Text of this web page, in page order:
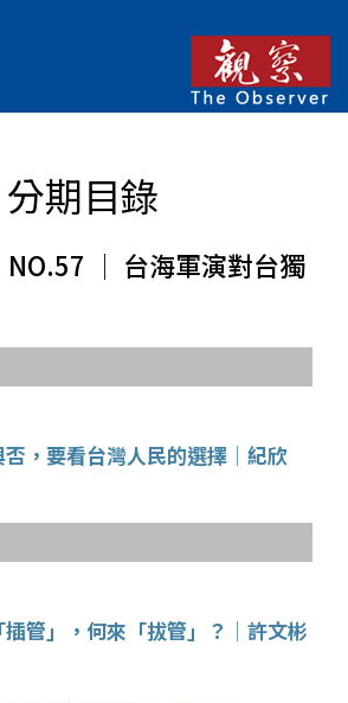
分期目錄
│ 台海軍演對台獨
否，要看台灣人民的選擇│紀欣
插管」，何來「拔管」？│許文彬